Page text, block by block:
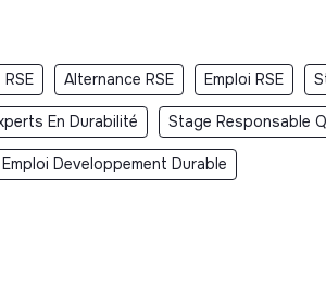
Alternance RSE Emploi RSE
En Durabilité Stage Responsable
Emploi Developpement Durable